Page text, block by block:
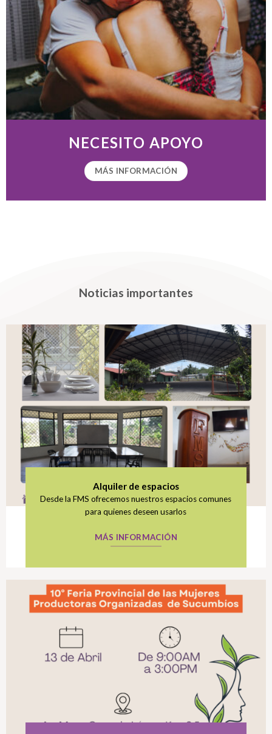
NECESITO APOYO
MÁS INFORMACIÓN
Noticias importantes
Alquiler de espacios
Desde la FMS ofrecemos nuestros espacios comunes
para quienes deseen usarlos
MÁS INFORMACIÓN